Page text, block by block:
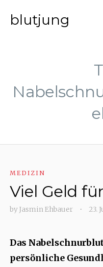
blutjung
MEDIZIN
Viel Geld
byJasmin Ehbauer • 23.
Das
persönliche